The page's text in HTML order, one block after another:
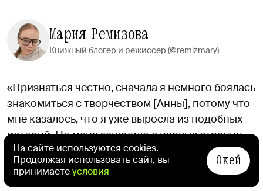
Мария Ремизова
Книжный блогер и режиссер (@remizmary)
«Признаться честно, сначала я немного боялась
знакомиться с творчеством [Анны], потому что
мне казалось, что я уже выросла из подобных
историй. Но меня зацепило с первых страниц.
Было ощущение, будто я не читаю выдуманную
историю, а слушаю рассказ знакомой
—
настолько все душевно, искренне и близко.
На сайте используются cookies.
Продолжая использовать сайт, вы
принимаетеусловия
Окей